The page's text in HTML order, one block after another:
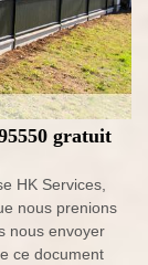
gratuit
HK Services,
nous prenions
nous envoyer
ce document